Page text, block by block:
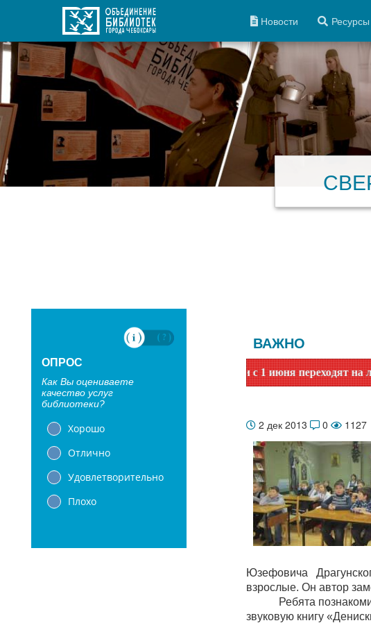
Новости Ресурсы
ОПРОС
Как Вы оцениваете
качество услуг
библиотеки?
Хорошо
Отлично
Удовлетворительно
Плохо
ВАЖНО
читатели! Сообщаем, что библиотеки с 1 июня переходят на летний
2 дек 2013 0 1127
Юзефовича
взрослые. Он автор
Ребята
звуковую книгу